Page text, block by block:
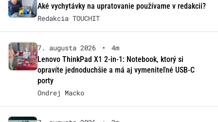
Aké vychytávky na upratovanie používame v redakcii?
Redakcia TOUCHIT
7. augusta 2026 •
4m
Lenovo ThinkPad X1 2-in-1: Notebook, ktorý si
opravíte jednoduchšie a má aj vymeniteľné USB-C
porty
Ondrej Macko